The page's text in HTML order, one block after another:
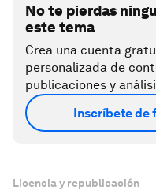
No te pierdas
este tema
Crea una cuenta
personalizada de
publicaciones y
Inscríbete de
Licencia y republicación